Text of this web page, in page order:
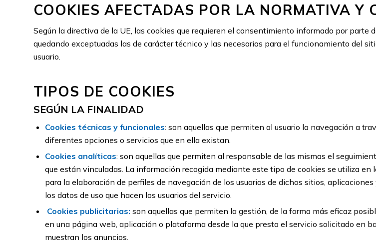
COOKIES AFECTADAS POR LA NORMATIVA Y
Según la directiva de la UE, las cookies que requieren el consentimiento informado por
quedando exceptuadas las de carácter técnico y las necesarias para el funcionamiento del
usuario.
TIPOS DE COOKIES
SEGÚN LA FINALIDAD
Cookies técnicas y funcionales: son aquellas que permiten al usuario la navegación a
diferentes opciones o servicios que en ella existan.
Cookies analíticas: son aquellas que permiten al responsable de las mismas el
que están vinculadas. La información recogida mediante este tipo de cookies se utiliza
para la elaboración de perfiles de navegación de los usuarios de dichos sitios,
los datos de uso que hacen los usuarios del servicio.
Cookies publicitarias: son aquellas que permiten la gestión, de la forma más eficaz
en una página web, aplicación o plataforma desde la que presta el servicio solicitado en
muestran los anuncios.